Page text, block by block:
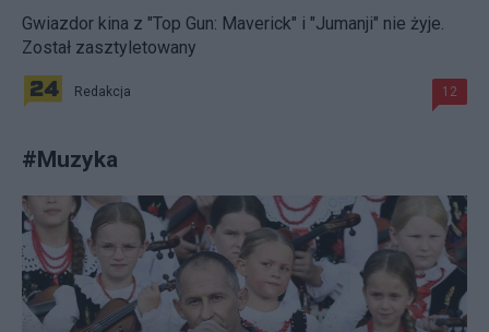
Gwiazdor kina z "Top Gun: Maverick" i "Jumanji" nie żyje.
Został zasztyletowany
Redakcja 12
#Muzyka